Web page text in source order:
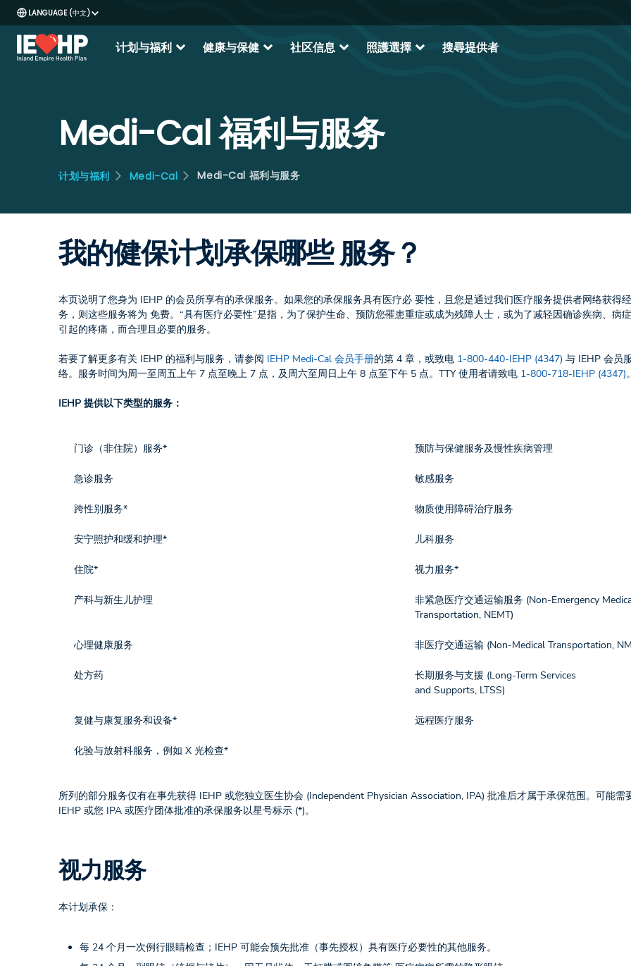
中文
计划与福利 expand_more 健康与保健 expand_more 社区信息expand_more 照護選擇 expand_more 搜尋提供者
Medi-Cal 福利与服务
计划与福利 Medi-Cal Medi-Cal 福利与服务
我的健保计划承保哪些 服务？
本页说明了您身为 IEHP 的会员所享有的承保服务。如果您的承保服务具有医疗必 要性，且您是通过我们医疗服务提供者网络获得
务，则这些服务将为 免费。“具有医疗必要性”是指，为了保护生命、预防您罹患重症或成为残障人士，或为了减轻因确诊疾病、病
引起的疼痛，而合理且必要的服务。
若要了解更多有关 IEHP 的福利与服务，请参阅 IEHP Medi-Cal 会员手册的第 4 章，或致电 1-800-440-IEHP (4347) 与 IEHP 会员
络。服务时间为周一至周五上午 7 点至晚上 7 点，及周六至周日上午 8 点至下午 5 点。TTY 使用者请致电 1-800-718-IEHP (4347)。
IEHP 提供以下类型的服务：
门诊（非住院）服务* 预防与保健服务及慢性疾病管理
急诊服务 敏感服务
跨性别服务* 物质使用障碍治疗服务
安宁照护和缓和护理* 儿科服务
住院* 视力服务*
产科与新生儿护理
非紧急医疗交通运输服务 (Non-Emergency
Transportation, NEMT)
心理健康服务 非医疗交通运输 (Non-Medical Transportation,
处方药
长期服务与支援 (Long-Term Services
and Supports, LTSS)
复健与康复服务和设备* 远程医疗服务
化验与放射科服务，例如 X 光检查*
所列的部分服务仅有在事先获得 IEHP 或您独立医生协会 (Independent Physician Association, IPA) 批准后才属于承保范围。可能需
IEHP 或您 IPA 或医疗团体批准的承保服务以星号标示 (*)。
视力服务
本计划承保：
每 24 个月一次例行眼睛检查；IEHP 可能会预先批准（事先授权）具有医疗必要性的其他服务。